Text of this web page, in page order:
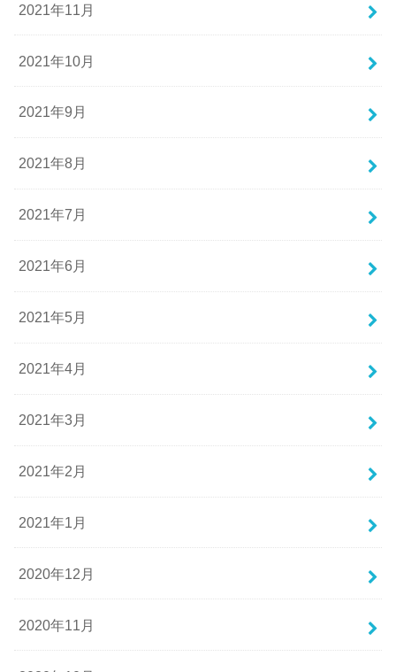
2021年11月
2021年10月
2021年9月
2021年8月
2021年7月
2021年6月
2021年5月
2021年4月
2021年3月
2021年2月
2021年1月
2020年12月
2020年11月